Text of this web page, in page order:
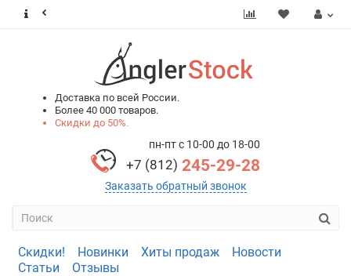
Доставка по всей России.
Более 40 000 товаров.
Скидки до 50%.
пн-пт с 10-00 до 18-00
+7 (812) 245-29-28
Заказать обратный звонок
Скидки! Новинки Хиты продаж
Новости
Статьи
Отзывы